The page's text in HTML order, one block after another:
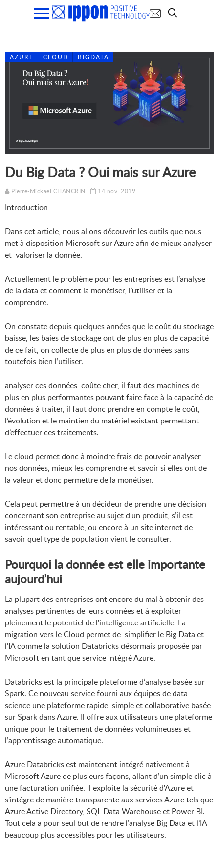
AZURE CLOUD BIGDATA
Du Big Data ? Oui mais sur Azure
Pierre-Mickael CHANCRIN 14 nov. 2019
Introduction
Dans cet article, nous allons découvrir les outils que nous
met à disposition Microsoft sur Azure afin de mieux analyser
et valoriser la donnée.
Actuellement le problème pour les entreprises est l’analyse
de la data et comment la monétiser, l’utiliser et la
comprendre.
On constate depuis quelques années que le coût du stockage
baisse, les baies de stockage ont de plus en plus de capacité
de ce fait, on collecte de plus en plus de données sans
toutefois bien l’utiliser.
analyser ces données coûte cher, il faut des machines de
plus en plus performantes pouvant faire face à la capacité de
données à traiter, il faut donc prendre en compte le coût,
l’évolution et le maintien du matériel existant permettant
d’effectuer ces traitements.
Le cloud permet donc à moindre frais de pouvoir analyser
nos données, mieux les comprendre et savoir si elles ont de
la valeur et donc permettre de la monétiser.
Cela peut permettre à un décideur de prendre une décision
concernant son entreprise au sujet d’un produit, s’il est
intéressant ou rentable, ou encore à un site internet de
savoir quel type de population vient le consulter.
Pourquoi la donnée est elle importante
aujourd’hui
La plupart des entreprises ont encore du mal à obtenir des
analyses pertinentes de leurs données et à exploiter
pleinement le potentiel de l'intelligence artificielle. La
migration vers le Cloud permet de simplifier le Big Data et
l’IA comme la solution Databricks désormais proposée par
Microsoft en tant que service intégré Azure.
Databricks est la principale plateforme d’analyse basée sur
Spark. Ce nouveau service fourni aux équipes de data
science une plateforme rapide, simple et collaborative basée
sur Spark dans Azure. Il offre aux utilisateurs une plateforme
unique pour le traitement de données volumineuses et
l’apprentissage automatique.
Azure Databricks est maintenant intégré nativement à
Microsoft Azure de plusieurs façons, allant d’un simple clic à
une facturation unifiée. Il exploite la sécurité d'Azure et
s'intègre de manière transparente aux services Azure tels que
Azure Active Directory, SQL Data Warehouse et Power BI.
Tout cela a pour seul but de rendre l’analyse Big Data et l’IA
beaucoup plus accessibles pour les utilisateurs.